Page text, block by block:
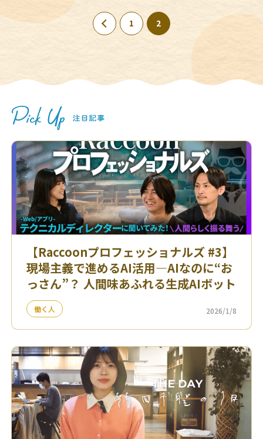
1 2
【Raccoonプロフェッショナルズ #3】
現場主義で進めるAI活用—AIなのに“お
っさん”？ 人間味あふれる生成AIボット
働く人 2026/1/8